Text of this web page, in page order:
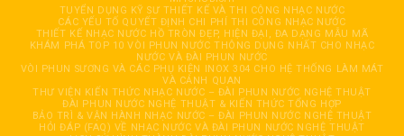
TUYỂN DỤNG KỸ SƯ THIẾT KẾ VÀ THI CÔNG NHẠC NƯỚC
CÁC YẾU TỐ QUYẾT ĐỊNH CHI PHÍ THI CÔNG NHẠC NƯỚC
THIẾT KẾ NHẠC NƯỚC HỒ TRÒN ĐẸP, HIỆN ĐẠI, ĐA DẠNG MẪU MÃ
KHÁM PHÁ TOP 10 VÒI PHUN NƯỚC THÔNG DỤNG NHẤT CHO NHẠC
NƯỚC VÀ ĐÀI PHUN NƯỚC
VÒI PHUN SƯƠNG VÀ CÁC PHỤ KIỆN INOX 304 CHO HỆ THỐNG LÀM MÁT
VÀ CẢNH QUAN
THƯ VIỆN KIẾN THỨC NHẠC NƯỚC – ĐÀI PHUN NƯỚC NGHỆ THUẬT
ĐÀI PHUN NƯỚC NGHỆ THUẬT & KIẾN THỨC TỔNG HỢP
BẢO TRÌ & VẬN HÀNH NHẠC NƯỚC – ĐÀI PHUN NƯỚC NGHỆ THUẬT
HỎI ĐÁP (FAQ) VỀ NHẠC NƯỚC VÀ ĐÀI PHUN NƯỚC NGHỆ THUẬT